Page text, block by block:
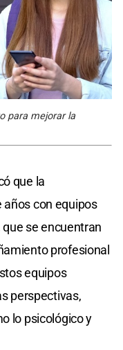
para mejorar la
que la
con equipos
se encuentran
profesional
equipos
perspectivas,
lo psicológico y